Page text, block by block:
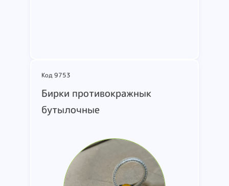
Код 9753
Бирки противокражнык
бутылочные